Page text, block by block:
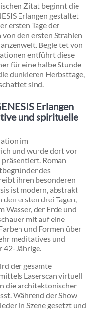
Zitat beginnt die
Erlangen gestaltet
ersten Tage der
von den ersten Strahlen
Begleitet von
entführt diese
für eine halbe Stunde
dunkleren Herbsttage,
sind.
Erlangen
und spirituelle
im
und wurde dort vor
präsentiert. Roman
des
ihren besonderen
ist modern, abstrakt
den ersten drei Tagen,
Wasser, der Erde und
mit auf eine
und Formen über
meditatives und
42-Jährige.
der gesamte
Laserscan virtuell
die architektonischen
Während der Show
in Szene gesetzt und